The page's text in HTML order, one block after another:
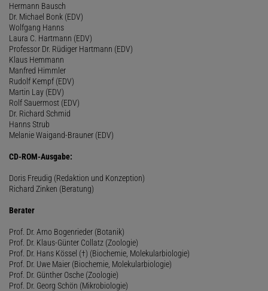
Hermann Bausch
Dr. Michael Bonk (EDV)
Wolfgang Hanns
Laura C. Hartmann (EDV)
Professor Dr. Rüdiger Hartmann (EDV)
Klaus Hemmann
Manfred Himmler
Rudolf Kempf (EDV)
Martin Lay (EDV)
Rolf Sauermost (EDV)
Dr. Richard Schmid
Hanns Strub
Melanie Waigand-Brauner (EDV)
CD-ROM-Ausgabe:
Doris Freudig (Redaktion und Konzeption)
Richard Zinken (Beratung)
Berater
Prof. Dr. Arno Bogenrieder (Botanik)
Prof. Dr. Klaus-Günter Collatz (Zoologie)
Prof. Dr. Hans Kössel (†) (Biochemie, Molekularbiologie)
Prof. Dr. Uwe Maier (Biochemie, Molekularbiologie)
Prof. Dr. Günther Osche (Zoologie)
Prof. Dr. Georg Schön (Mikrobiologie)